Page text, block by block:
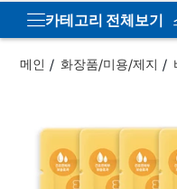
카테고리 전체보기
메인 화장품/미용/제지